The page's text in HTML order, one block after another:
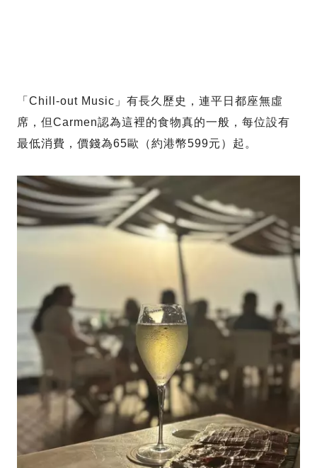
「Chill-out Music」有長久歷史，連平日都座無虛
席，但Carmen認為這裡的食物真的一般，每位設有
最低消費，價錢為65歐（約港幣599元）起。